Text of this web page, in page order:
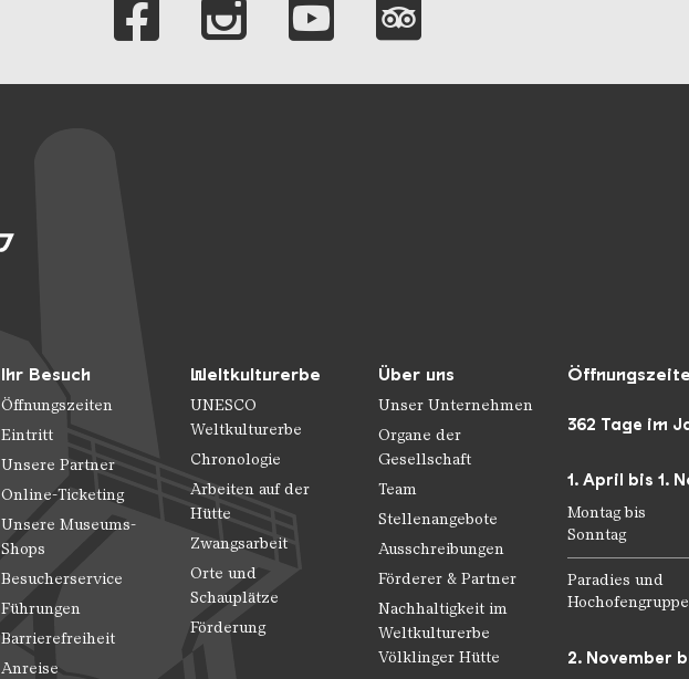
Ihr Besuch
Öffnungszeiten
Eintritt
Unsere Partner
Online-Ticketing
Unsere Museums-
Shops
Besucherservice
Führungen
Barrierefreiheit
Anreise
Weltkulturerbe
UNESCO
Weltkulturerbe
Chronologie
Arbeiten auf der
Hütte
Zwangsarbeit
Orte und
Schauplätze
Förderung
Über uns
Unser Unternehmen
Organe der
Gesellschaft
Team
Stellenangebote
Ausschreibungen
Förderer & Partner
Nachhaltigkeit im
Weltkulturerbe
Völklinger Hütte
362 Tage im
1. April bis 1.
Montag bis
Sonntag
Paradies und
Hochofengruppe
2. November